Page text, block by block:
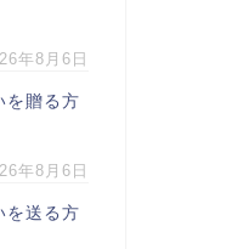
年8月6日
を贈る方
年8月6日
を送る方